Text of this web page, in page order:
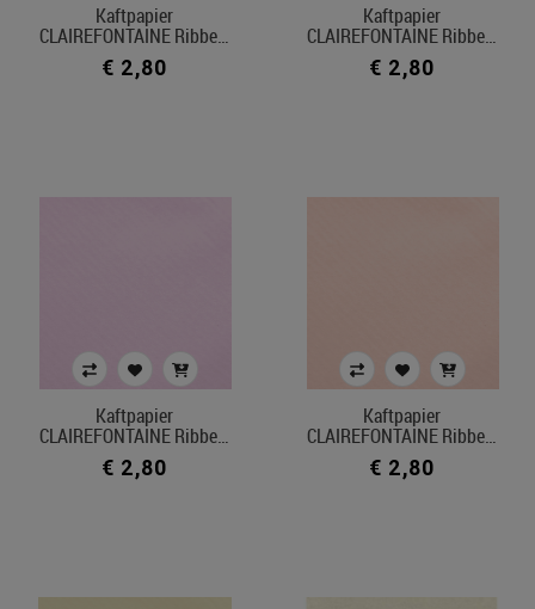
Kaftpapier
CLAIREFONTAINE Ribbe…
€ 2,80
Kaftpapier
CLAIREFONTAINE Ribbe…
€ 2,80
Kaftpapier
CLAIREFONTAINE Ribbe…
€ 2,80
Kaftpapier
CLAIREFONTAINE Ribbe…
€ 2,80